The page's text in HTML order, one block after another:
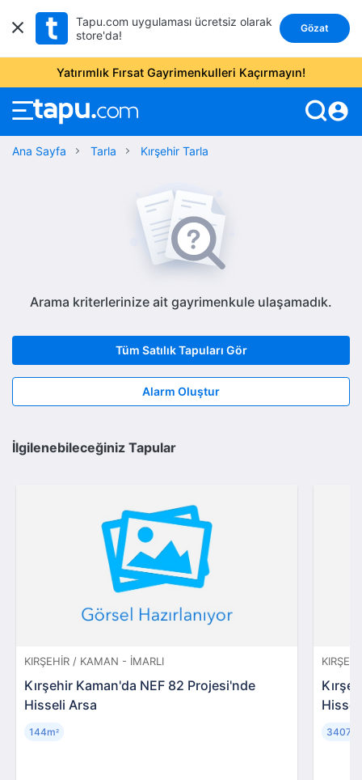
Tapu.com uygulaması ücretsiz olarak
store'da!
Gözat
Yatırımlık Fırsat Gayrimenkulleri Kaçırmayın!
account_circle
Ana Sayfa Tarla Kırşehir Tarla
Arama kriterlerinize ait gayrimenkule ulaşamadık.
Tüm Satılık Tapuları Gör
Alarm Oluştur
İlgilenebileceğiniz Tapular
KIRŞEHIR / KAMAN - İMARLI
Kırşehir Kaman'da NEF 82 Projesi'nde
Hisseli Arsa
144m²